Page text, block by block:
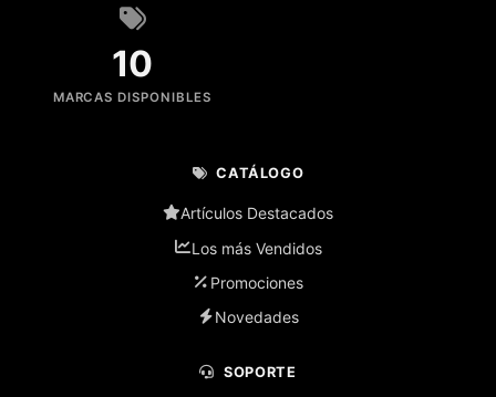
10
MARCAS DISPONIBLES
CATÁLOGO
Artículos Destacados
Los más Vendidos
Promociones
Novedades
SOPORTE